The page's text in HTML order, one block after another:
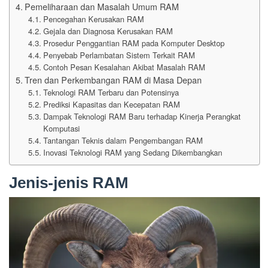
Pemeliharaan dan Masalah Umum RAM
Pencegahan Kerusakan RAM
Gejala dan Diagnosa Kerusakan RAM
Prosedur Penggantian RAM pada Komputer Desktop
Penyebab Perlambatan Sistem Terkait RAM
Contoh Pesan Kesalahan Akibat Masalah RAM
Tren dan Perkembangan RAM di Masa Depan
Teknologi RAM Terbaru dan Potensinya
Prediksi Kapasitas dan Kecepatan RAM
Dampak Teknologi RAM Baru terhadap Kinerja Perangkat
Komputasi
Tantangan Teknis dalam Pengembangan RAM
Inovasi Teknologi RAM yang Sedang Dikembangkan
Jenis-jenis RAM